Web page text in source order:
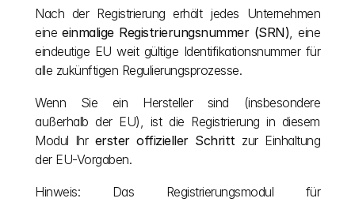
Nach der Registrierung erhält jedes Unternehmen
eine einmalige Registrierungsnummer (SRN), eine
eindeutige EU weit gültige Identifikationsnummer für
alle zukünftigen Regulierungsprozesse.
Wenn Sie ein Hersteller sind (insbesondere
außerhalb der EU), ist die Registrierung in diesem
Modul Ihr erster offizieller Schritt zur Einhaltung
der EU-Vorgaben.
Hinweis: Das Registrierungsmodul für